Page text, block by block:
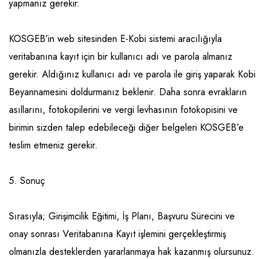
yapmanız gerekir.
KOSGEB’in web sitesinden E-Kobi sistemi aracılığıyla
veritabanına kayıt için bir kullanıcı adı ve parola almanız
gerekir. Aldığınız kullanıcı adı ve parola ile giriş yaparak Kobi
Beyannamesini doldurmanız beklenir. Daha sonra evrakların
asıllarını, fotokopilerini ve vergi levhasının fotokopisini ve
birimin sizden talep edebileceği diğer belgeleri KOSGEB’e
teslim etmeniz gerekir.
5. Sonuç
Sırasıyla; Girişimcilik Eğitimi, İş Planı, Başvuru Sürecini ve
onay sonrası Veritabanına Kayıt işlemini gerçekleştirmiş
olmanızla desteklerden yararlanmaya hak kazanmış olursunuz.